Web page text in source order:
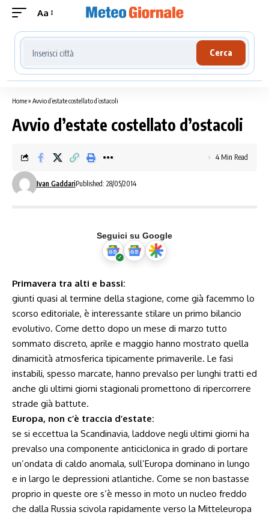
Aa
Cerca località meteo
Cerca
Home» Avvio d’estate costellato d’ostacoli
Avvio d’estate costellato d’ostacoli
Ivan GaddariPublished: 28/05/2014
4 Min Read
Seguici su Google
Primavera tra alti e bassi:
giunti quasi al termine della stagione, come già facemmo lo
scorso editoriale, è interessante stilare un primo bilancio
evolutivo. Come detto dopo un mese di marzo tutto
sommato discreto, aprile e maggio hanno mostrato quella
dinamicità atmosferica tipicamente primaverile. Le fasi
instabili, spesso marcate, hanno prevalso per lunghi tratti ed
anche gli ultimi giorni stagionali promettono di ripercorrere
strade già battute.
Europa, non c’è traccia d’estate:
se si eccettua la Scandinavia, laddove negli ultimi giorni ha
prevalso una componente anticiclonica in grado di portare
un’ondata di caldo anomala, sull’Europa dominano in lungo
e in largo le depressioni atlantiche. Come se non bastasse
proprio in queste ore s’è messo in moto un nucleo freddo
che dalla Russia scivola rapidamente verso la Mitteleuropa